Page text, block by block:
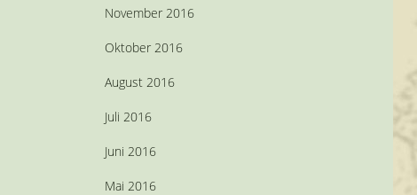
November 2016
Oktober 2016
August 2016
Juli 2016
Juni 2016
Mai 2016